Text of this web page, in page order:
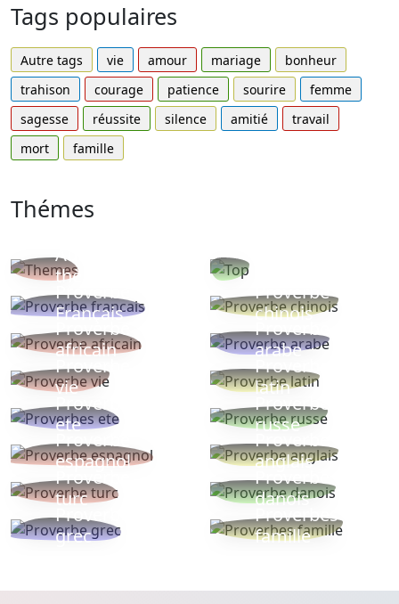
Tags populaires
Autre tags vie amour mariage
bonheur
trahison
courage patience sourire
femme
sagesse
réussite silence amitié
travail
mort
famille
Thémes
Autres
thèmes
Proverbe
Français
Proverbe
chinois
Proverbe
africain
Proverbe
arabe
Proverbe
vie
Proverbe
latin
Proverbes
ete
Proverbe
russe
Proverbe
espagnol
Proverbe
anglais
Proverbe
turc
Proverbe
danois
Proverbe
grec
Proverbes
famille